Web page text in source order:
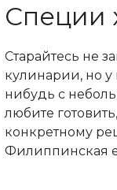
Специи
Старайтесь не
кулинарии, но
нибудь с
любите
конкретному
Филиппинская